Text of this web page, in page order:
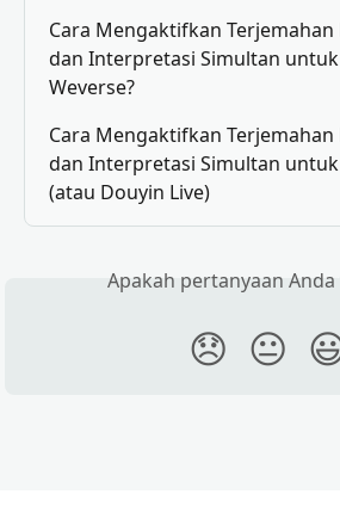
Cara Mengaktifkan Terjemahan
dan Interpretasi Simultan untuk
Weverse?
Cara Mengaktifkan Terjemahan
dan Interpretasi Simultan untuk
(atau Douyin Live)
Apakah pertanyaan
😞 😐